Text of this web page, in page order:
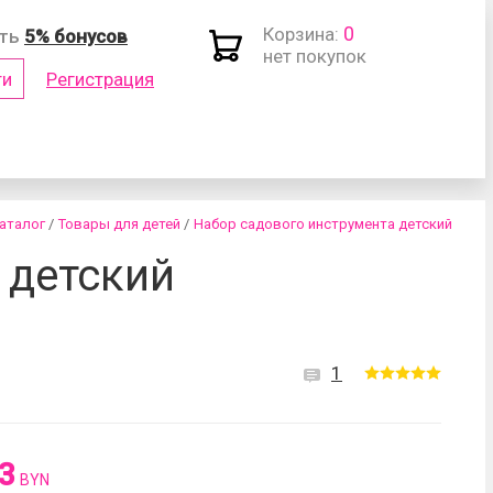
5% бонусов
Регистрация
Корзина: 0
нет покупок
/ Товары для детей / Набор садового инструмента детский
1
BYN